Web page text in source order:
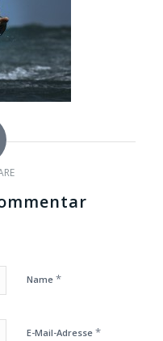
Name *
E-Mail-Adresse *